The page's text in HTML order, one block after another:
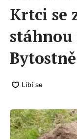
Krtci se
stáhnou
odpadky